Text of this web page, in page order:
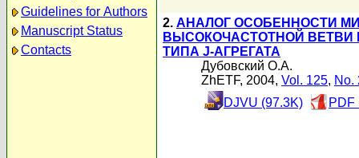
Guidelines for Authors
Manuscript Status
Contacts
2. АНАЛОГ ОСОБЕННОСТИ
ВЫСОКОЧАСТОТНОЙ ВЕТВИ
ТИПА J-АГРЕГАТА
Дубовский О.А.
ZhETF, 2004, Vol. 125, No.
DJVU (97.3K)
PDF